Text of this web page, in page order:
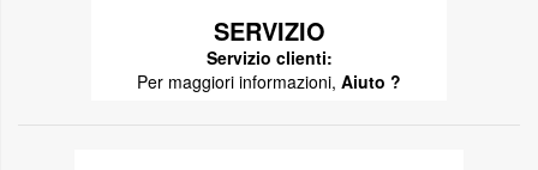
SERVIZIO
Servizio clienti:
Per maggiori informazioni, Aiuto ?